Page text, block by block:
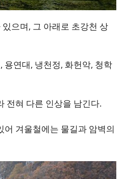
으며, 그 아래로 초강천 상
연대, 냉천정, 화헌악, 청학
전혀 다른 인상을 남긴다.
겨울철에는 물길과 암벽의